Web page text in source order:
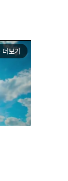
더보기